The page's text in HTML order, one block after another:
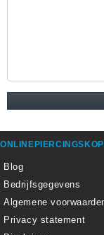
Blog
Bedrijfsgegevens
Algemene
Privacy statement